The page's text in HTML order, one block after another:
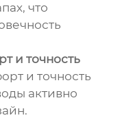
что
и точность
и точность
активно